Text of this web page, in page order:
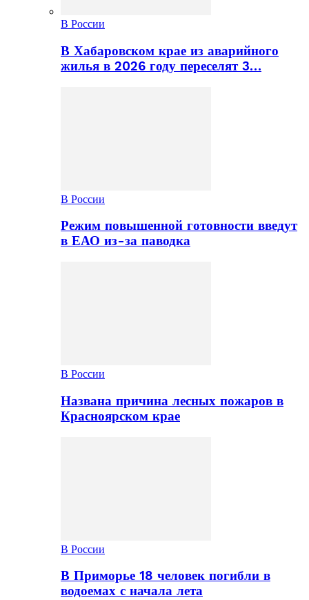
В России
В Хабаровском крае из аварийного
жилья в 2026 году переселят 3…
В России
Режим повышенной готовности введут
в ЕАО из-за паводка
В России
Названа причина лесных пожаров в
Красноярском крае
В России
В Приморье 18 человек погибли в
водоемах с начала лета